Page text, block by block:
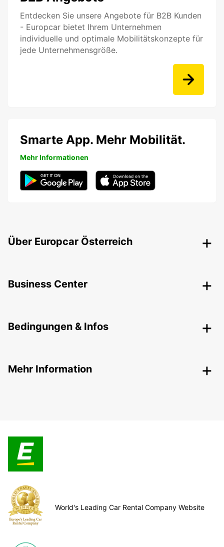
Entdecken Sie unsere Angebote für B2B Kunden
- Europcar bietet Ihrem Unternehmen
individuelle und optimale Mobilitätskonzepte für
jede Unternehmensgröße.
Smarte App. Mehr Mobilität.
Mehr Informationen
Über Europcar Österreich
Business Center
Bedingungen & Infos
Mehr Information
World's Leading Car Rental Company Website